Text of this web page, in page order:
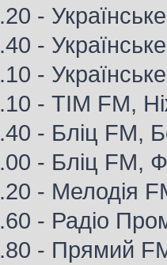
-
-
-
- ТІМ FM,
- Бліц FM,
- Бліц FM,
- Мелодія
- Радіо
- Прямий